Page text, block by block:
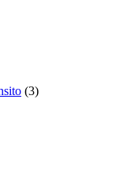
(3)